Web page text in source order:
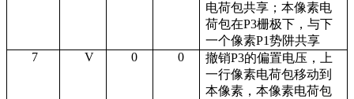
电荷包共享；本像素电
荷包在P3栅极下，与下
一个像素P1势阱共享
7
V 0 0 撤销P3的偏置电压，上
一行像素电荷包移动到
本像素，本像素电荷包